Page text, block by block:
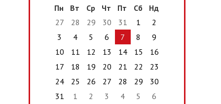
Пн
Вт Ср Чт Пт Сб
Нд
27
28 29 30 31 1
2
3
4 5 6 7 8
9
10
11 12 13 14 15
16
17
18 19 20 21 22
23
24
25 26 27 28 29
30
31
1 2 3 4 5 6